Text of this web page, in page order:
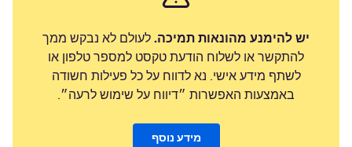
יש להימנע מהונאות תמיכה. לעולם לא נבקש ממך
להתקשר או לשלוח הודעת טקסט למספר טלפון או
לשתף מידע אישי. נא לדווח על כל פעילות חשודה
באמצעות האפשרות ״דיווח על שימוש לרעה״.
מידע נוסף